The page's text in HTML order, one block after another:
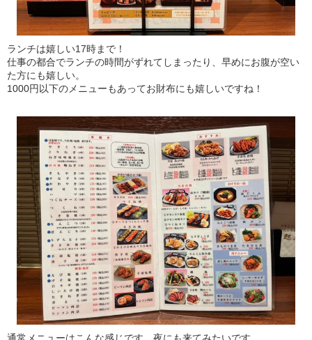
ランチは嬉しい17時まで！
仕事の都合でランチの時間がずれてしまったり、早めにお腹が空い
た方にも嬉しい。
1000円以下のメニューもあってお財布にも嬉しいですね！